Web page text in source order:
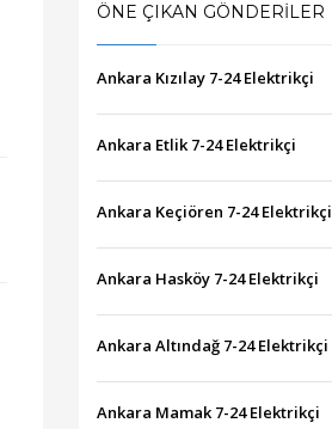
ÖNE ÇIKAN GÖNDERILER
Ankara Kızılay 7-24 Elektrikçi
Ankara Etlik 7-24 Elektrikçi
Ankara Keçiören 7-24 Elektrikçi
Ankara Hasköy 7-24 Elektrikçi
Ankara Altındağ 7-24 Elektrikçi
Ankara Mamak 7-24 Elektrikçi